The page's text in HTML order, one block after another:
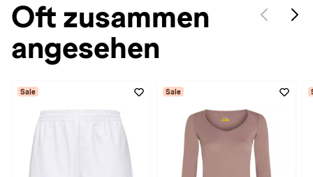
Oft zusammen
angesehen
Sale Sale